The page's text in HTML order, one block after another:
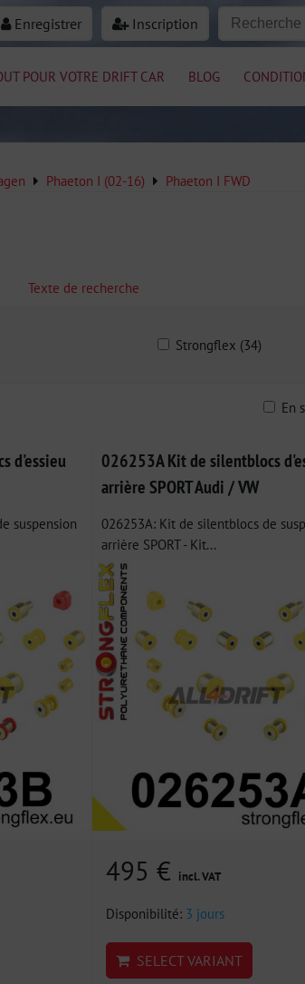
Enregistrer Inscription
POUR VOTRE DRIFT CAR BLOG
Phaeton I (02-16) Phaeton I FWD
Texte de recherche
Strongflex (34)
En
d'essieu
suspension
026253A Kit de silentblocs
arrière SPORT Audi / VW
026253A: Kit de silentblocs de
arrière SPORT - Kit...
495 € incl. VAT
Disponibilité: 3 jours
SELECT VARIANT